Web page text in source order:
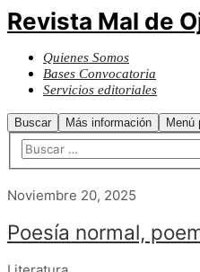
Revista Mal de
Quienes Somos
Bases Convocatoria
Servicios editoriales
Buscar Más información Menú
Noviembre 20, 2025
Poesía normal,